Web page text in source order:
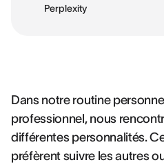
Perplexity
Dans notre routine
professionnel, nous
différentes personnalités.
préfèrent suivre les autres